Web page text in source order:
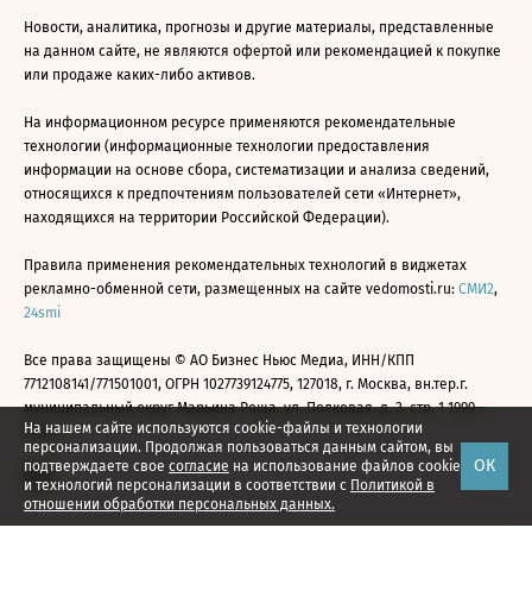
На нашем сайте используются cookie-файлы и технологии
персонализации. Продолжая пользоваться данным сайтом, вы
подтверждаете свое согласие на использование файлов cookie
и технологий персонализации в соответствии с Политикой в
отношении обработки персональных данных.
ОК
Новости, аналитика, прогнозы и другие материалы, представленные
на данном сайте, не являются офертой или рекомендацией к покупке
или продаже каких-либо активов.
На информационном ресурсе применяются рекомендательные
технологии (информационные технологии предоставления
информации на основе сбора, систематизации и анализа сведений,
относящихся к предпочтениям пользователей сети «Интернет»,
находящихся на территории Российской Федерации).
Правила применения рекомендательных технологий в виджетах
рекламно-обменной сети, размещенных на сайте vedomosti.ru: СМИ2,
24smi
Все права защищены © АО Бизнес Ньюс Медиа, ИНН/КПП
7712108141/771501001, ОГРН 1027739124775, 127018, г. Москва, вн.тер.г.
муниципальный округ Марьина Роща, ул. Полковая, д. 3, стр. 1 1999—
2026